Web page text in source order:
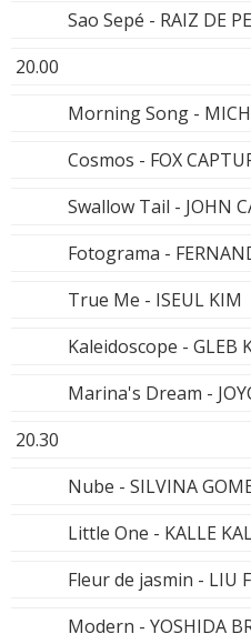
Sao Sepé - RAIZ DE
20.00
Morning Song -
Cosmos - FOX
Swallow Tail - JOHN
Fotograma -
True Me - ISEUL KIM
Kaleidoscope - GLEB
Marina's Dream -
20.30
Nube - SILVINA
Little One - KALLE
Fleur de jasmin - LIU
Modern - YOSHIDA